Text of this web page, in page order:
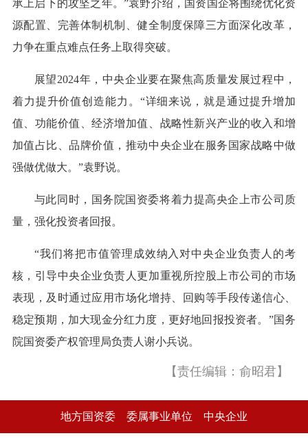
承上启下的攻坚之年。”袁野介绍，国资国企将围绕优化资
源配置、完善体制机制、健全制度保障三方面深化改革，
力争在重点难点任务上取得突破。
展望2024年，中央企业要在聚焦高质量发展过程中，
着力提升价值创造能力。“详细来说，就是通过提升增加
值、功能价值、经济增加值、战略性新兴产业的收入和增
加值占比、品牌价值，推动中央企业在服务国家战略中做
强做优做大。”袁野说。
与此同时，国务院国资委将着力提高央企上市公司质
量，强化投资者回报。
“我们将把市值管理成效纳入对中央企业负责人的考
核，引导中央企业负责人更加重视所控股上市公司的市场
表现，及时通过应用市场化增持、回购等手段传递信心、
稳定预期，加大现金分红力度，更好地回报投资者。”国务
院国资委产权管理局负责人谢小兵说。
【责任编辑：俞昭君】
地方国资委 委属事业单位 中央企业